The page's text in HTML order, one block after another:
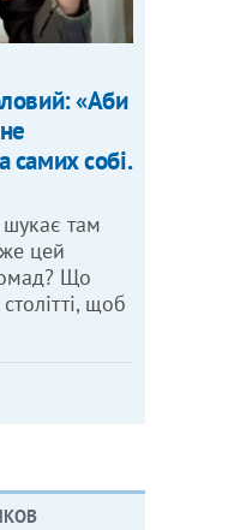
«Аби
самих собі.
шукає там
цей
Що
щоб